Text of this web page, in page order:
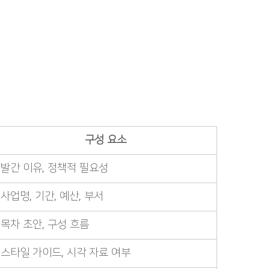
구성 요소
발간 이유, 정책적 필요성
사업명, 기간, 예산, 부서
목차 초안, 구성 흐름
스타일 가이드, 시각 자료 여부